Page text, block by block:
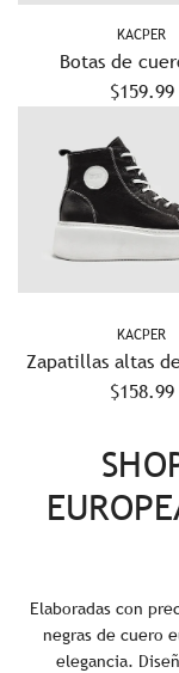
u
r
KACPER
Botas de
cremallera y
Negro
$159.99
KACPER
Zapatillas altas
aislamiento y
$158.99
Elaboradas con
negras de cuero
elegancia.